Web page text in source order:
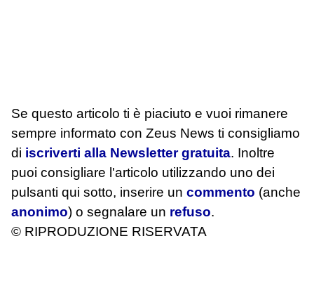
Se questo articolo ti è piaciuto e vuoi rimanere
sempre informato con Zeus News ti consigliamo
di iscriverti alla Newsletter gratuita. Inoltre
puoi consigliare l'articolo utilizzando uno dei
pulsanti qui sotto, inserire un commento (anche
anonimo) o segnalare un refuso.
© RIPRODUZIONE RISERVATA